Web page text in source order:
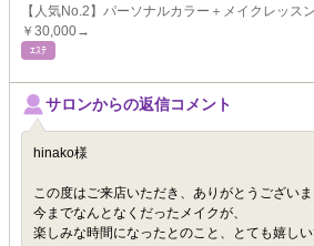
【人気No.2】パーソナルカラー＋メイクレッス
￥30,000→
ｴｽﾃ
サロンからの返信コメント
hinako様
この度はご来店いただき、ありがとうございま
今までなんとなくだったメイクが、
楽しみな時間になったとのこと、とても嬉し